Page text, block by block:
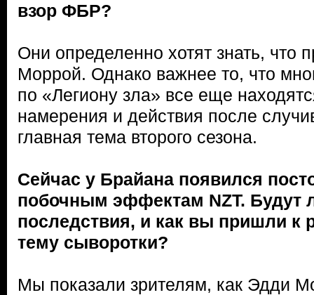
взор ФБР?
Они определенно хотят знать, что
Моррой. Однако важнее то, что
по «Легиону зла» все еще
намерения и действия после
главная тема второго сезона.
Сейчас у Брайана появился
побочным эффектам NZT. Будут
последствия, и как вы пришли к
тему сыворотки?
Мы показали зрителям, как Эдди